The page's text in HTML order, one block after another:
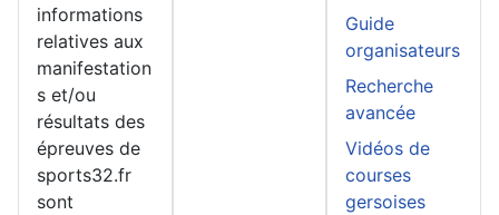
informations
relatives aux
manifestation
s et/ou
résultats des
épreuves de
sports32.fr
sont
Guide
organisateurs
Recherche
avancée
Vidéos de
courses
gersoises